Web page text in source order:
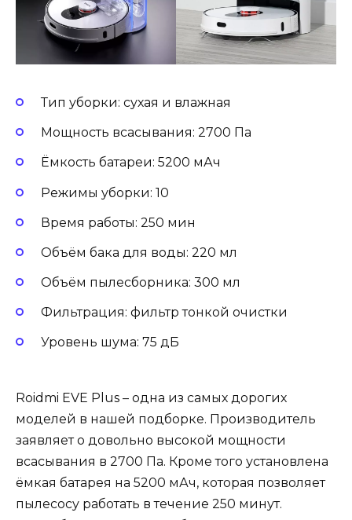
Тип уборки: сухая и влажная
Мощность всасывания: 2700 Па
Ёмкость батареи: 5200 мАч
Режимы уборки: 10
Время работы: 250 мин
Объём бака для воды: 220 мл
Объём пылесборника: 300 мл
Фильтрация: фильтр тонкой очистки
Уровень шума: 75 дБ
Roidmi EVE Plus – одна из самых дорогих
моделей в нашей подборке. Производитель
заявляет о довольно высокой мощности
всасывания в 2700 Па. Кроме того установлена
ёмкая батарея на 5200 мАч, которая позволяет
пылесосу работать в течение 250 минут.